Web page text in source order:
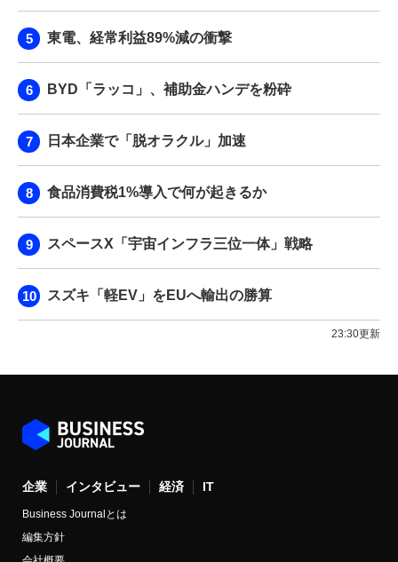
東電、経常利益89%減の衝撃
BYD「ラッコ」、補助金ハンデを粉砕
日本企業で「脱オラクル」加速
食品消費税1%導入で何が起きるか
スペースX「宇宙インフラ三位一体」戦略
スズキ「軽EV」をEUへ輸出の勝算
23:30更新
企業 インタビュー 経済 IT
Business Journalとは
編集方針